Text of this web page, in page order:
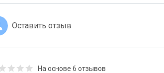
Оставить отзыв
На основе 6 отзывов